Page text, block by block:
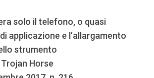
solo il telefono, o quasi
applicazione e l’allargamento
strumento
Horse